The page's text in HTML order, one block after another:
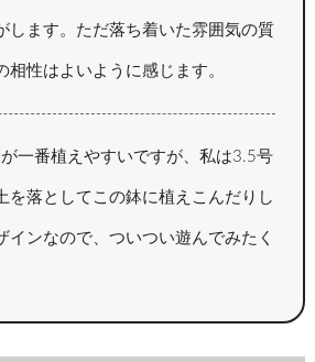
します。ただ落ち着いた雰囲気の質
相性はよいように感じます。
一番植えやすいですが、私は3.5号
を落としてこの鉢に植えこんだりし
インなので、ついつい遊んでみたく